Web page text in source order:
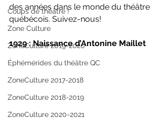
Coups de théâtre !
Zone Culture
ZoneCulture 2019-2020
Éphémérides du théâtre QC
ZoneCulture 2017-2018
ZoneCulture 2018-2019
ZoneCulture 2020-2021
des années dans le monde du théâtre
québécois. Suivez-nous!
1929 : Naissance d’Antonine Maillet